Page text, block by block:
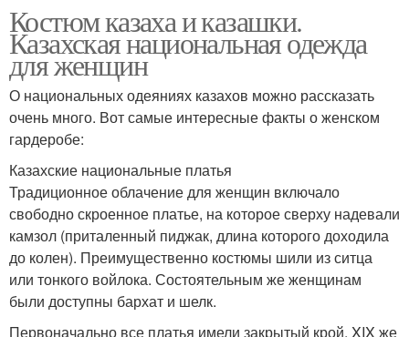
Костюм казаха и казашки.
Казахская национальная одежда
для женщин
О национальных одеяниях казахов можно рассказать
очень много. Вот самые интересные факты о женском
гардеробе:
Казахские национальные платья
Традиционное облачение для женщин включало
свободно скроенное платье, на которое сверху надевали
камзол (приталенный пиджак, длина которого доходила
до колен). Преимущественно костюмы шили из ситца
или тонкого войлока. Состоятельным же женщинам
были доступны бархат и шелк.
Первоначально все платья имели закрытый крой. XIX же